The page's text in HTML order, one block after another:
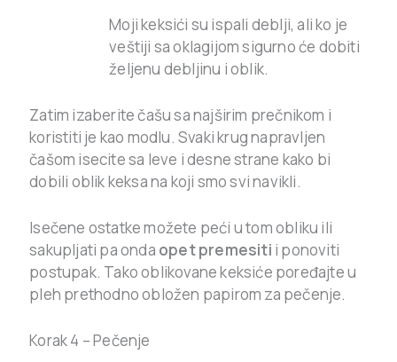
Moji keksići su ispali deblji, ali ko je
veštiji sa oklagijom sigurno će dobiti
željenu debljinu i oblik.
Zatim izaberite čašu sa najširim prečnikom i
koristiti je kao modlu. Svaki krug napravljen
čašom isecite sa leve i desne strane kako bi
dobili oblik keksa na koji smo svi navikli.
Isečene ostatke možete peći u tom obliku ili
sakupljati pa onda opet premesiti i ponoviti
postupak. Tako oblikovane keksiće poređajte u
pleh prethodno obložen papirom za pečenje.
Korak 4 – Pečenje